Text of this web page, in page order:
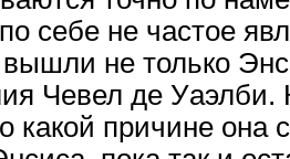
себе не частое
вышли не только
Чевел де Уаэлби.
какой причине она